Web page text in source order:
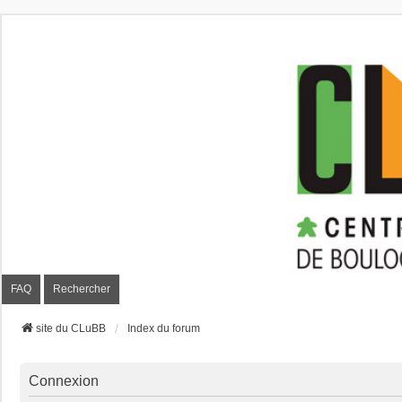
FAQ Rechercher
site du CLuBB Index du forum
Connexion